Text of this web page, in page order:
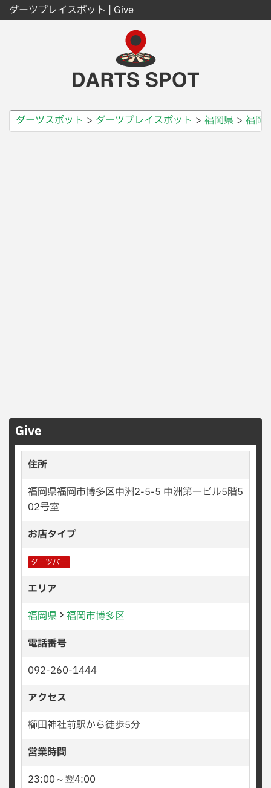
ダーツプレイスポット | Give
ダーツスポット ダーツプレイスポット 福岡県 福岡
Give
住所
福岡県福岡市博多区中洲2-5-5 中洲第一ビル5階5
02号室
お店タイプ
ダーツバー
エリア
福岡県
福岡市博多区
電話番号
092-260-1444
アクセス
櫛田神社前駅から徒歩5分
営業時間
23:00～翌4:00